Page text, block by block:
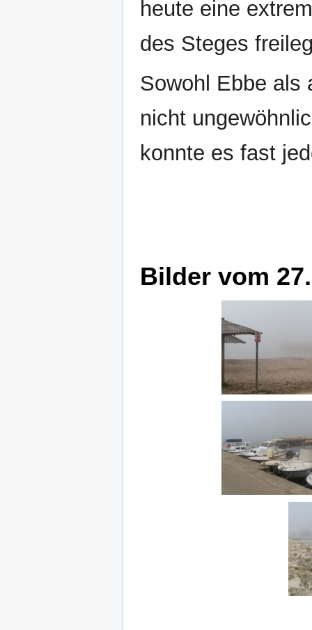
heute eine
des Steges
Sowohl Ebbe als
nicht
konnte es fast
Bilder vom